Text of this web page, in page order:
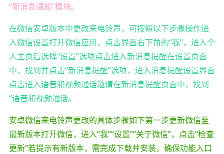
“新消息通知”模块。
在微信安卓版本中更改来电铃声，可按照以下步骤操作进
入微信设置打开微信应用，点击界面右下角的“我”，进入个
人主页后选择“设置”选项点击进入新消息提醒在设置页面
中，找到并点击“新消息提醒”选项，进入消息提醒设置界面
点击进入语音和视频通话邀请在新消息提醒页面中，找到
“语音和视频通话。
安卓微信来电铃声更改的具体步骤如下第一步更新微信至
最新版本打开微信，进入“我”“设置”“关于微信”，点击“检查
更新”若提示有新版本，需完成下载并安装，确保功能入口